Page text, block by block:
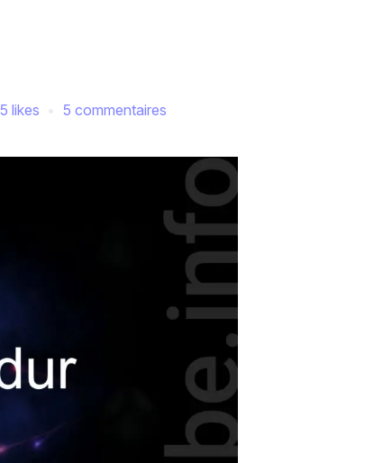
5 likes 5 commentaires